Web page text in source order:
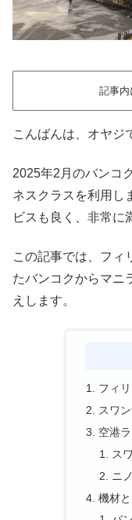
記事内
こんばんは、オヤジ
2025年2月のバンコ
ネスクラスを利用し
ビスも良く、非常に
この記事では、フィ
たバンコクからマニ
えします。
フィ
スワ
空港
ス
ニ
機材